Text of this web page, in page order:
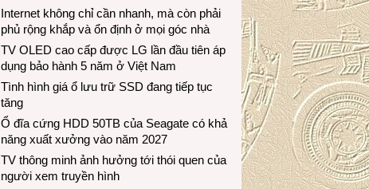
Internet không chỉ cần nhanh, mà còn phải
phủ rộng khắp và ổn định ở mọi góc nhà
TV OLED cao cấp được LG lần đầu tiên áp
dụng bảo hành 5 năm ở Việt Nam
Tình hình giá ổ lưu trữ SSD đang tiếp tục
tăng
Ổ đĩa cứng HDD 50TB của Seagate có khả
năng xuất xưởng vào năm 2027
TV thông minh ảnh hưởng tới thói quen của
người xem truyền hình